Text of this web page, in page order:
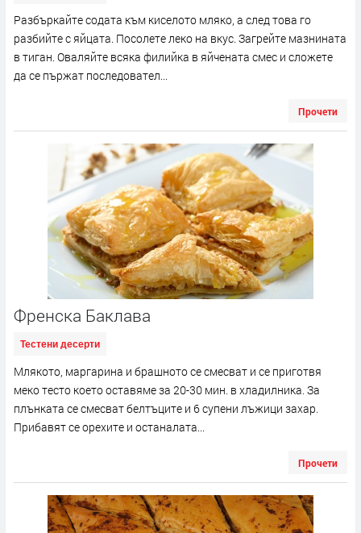
Разбъркайте содата към киселото мляко, а след това го
разбийте с яйцата. Посолете леко на вкус. Загрейте мазнината
в тиган. Оваляйте всяка филийка в яйчената смес и сложете
да се пържат последовател...
Прочети
Френска Баклава
Тестени десерти
Млякото, маргарина и брашното се смесват и се приготвя
меко тесто което оставяме за 20-30 мин. в хладилника. За
плънката се смесват белтъците и 6 супени лъжици захар.
Прибавят се орехите и останалата...
Прочети